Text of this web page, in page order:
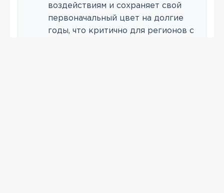
воздействиям и сохраняет свой
первоначальный цвет на долгие
годы, что критично для регионов с